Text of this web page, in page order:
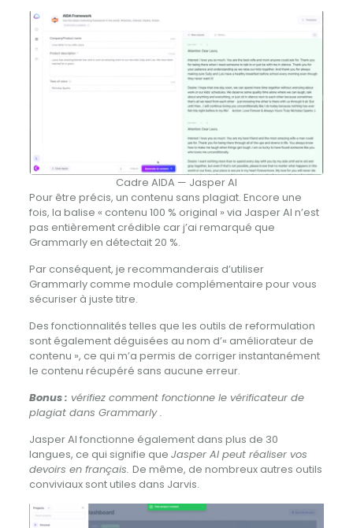
Cadre AIDA — Jasper AI
Pour être précis, un contenu sans plagiat. Encore une
fois, la balise « contenu 100 % original » via Jasper AI n’est
pas entièrement crédible car j’ai remarqué que
Grammarly en détectait 20 %.
Par conséquent, je recommanderais d’utiliser
Grammarly comme module complémentaire pour vous
sécuriser à juste titre.
Des fonctionnalités telles que les outils de reformulation
sont également déguisées au nom d’« améliorateur de
contenu », ce qui m’a permis de corriger instantanément
le contenu récupéré sans aucune erreur.
Bonus : vérifiez comment fonctionne le vérificateur de
plagiat dans Grammarly .
Jasper AI fonctionne également dans plus de 30
langues, ce qui signifie que Jasper AI peut réaliser vos
devoirs en français. De même, de nombreux autres outils
conviviaux sont utiles dans Jarvis.